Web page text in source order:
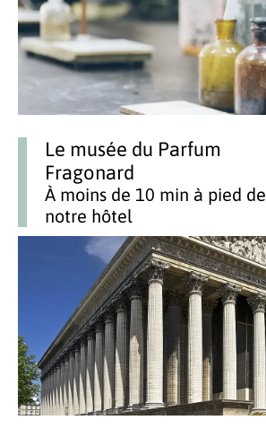
Le musée du Parfum
Fragonard
À moins de 10 min à pied de
notre hôtel